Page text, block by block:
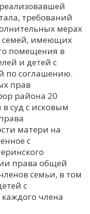
Т
У
Х
Ч
Я
требований
мерах
семей, имеющих
помещения в
и детей с
по соглашению.
прав
района 20
суд с исковым
матери на
с
права общей
семьи, в том
с
члена